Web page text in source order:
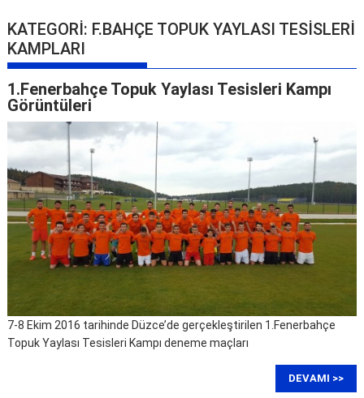
KATEGORI: F.BAHÇE TOPUK YAYLASI TESİSLERİ
KAMPLARI
1.Fenerbahçe Topuk Yaylası Tesisleri Kampı
Görüntüleri
7-8 Ekim 2016 tarihinde Düzce’de gerçekleştirilen 1.Fenerbahçe
Topuk Yaylası Tesisleri Kampı deneme maçları
DEVAMI >>